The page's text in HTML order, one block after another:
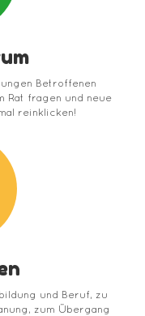
Betroffenen
Rat fragen und neue
reinklicken!
und Beruf, zu
zum Übergang